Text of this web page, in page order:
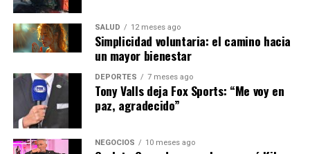
El Futuro de la Energía
Mirando hacia el futuro, la integración de tecnologías
avanzadas en el sector energético promete un cambio
radical en cómo se produce y consume la energía. Se
espera que las inversiones en tecnología energética
continúen creciendo, impulsadas por la demanda de
soluciones más sostenibles y eficientes.
SALUD 12 meses ago
Simplicidad voluntaria: el camino hacia
un mayor bienestar
DEPORTES 7 meses ago
Tony Valls deja Fox Sports: “Me voy en
paz, agradecido”
NEGOCIOS 10 meses ago